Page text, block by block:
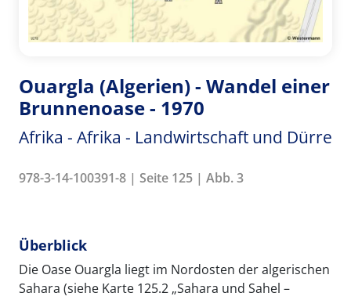
Ouargla (Algerien) - Wandel einer
Brunnenoase - 1970
Afrika - Afrika - Landwirtschaft und Dürre
978-3-14-100391-8 | Seite 125 | Abb. 3
Überblick
Die Oase Ouargla liegt im Nordosten der algerischen
Sahara (siehe Karte 125.2 „Sahara und Sahel –